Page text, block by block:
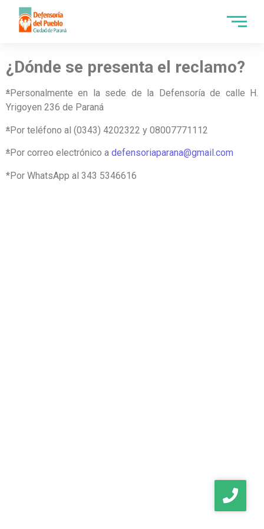
¿Dónde se presenta el reclamo?
*Personalmente en la sede de la Defensoría de calle H.
Yrigoyen 236 de Paraná
*Por teléfono al (0343) 4202322 y 08007771112
*Por correo electrónico a defensoriaparana@gmail.com
*Por WhatsApp al 343 5346616